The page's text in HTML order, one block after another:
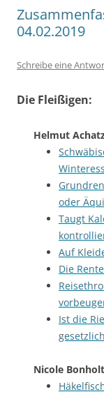
04.02.2019
Schreibe eine
Die Fleißigen:
Helmut
oder
Taugt
Auf
Die
Ist die
Nicole Bonholt